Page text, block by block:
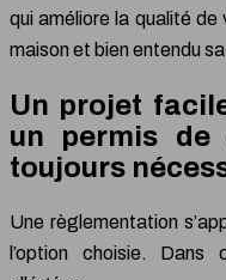
qui améliore la qualité
maison et bien entendu
Un projet
un permis de
toujours
Une règlementation
l’option choisie.